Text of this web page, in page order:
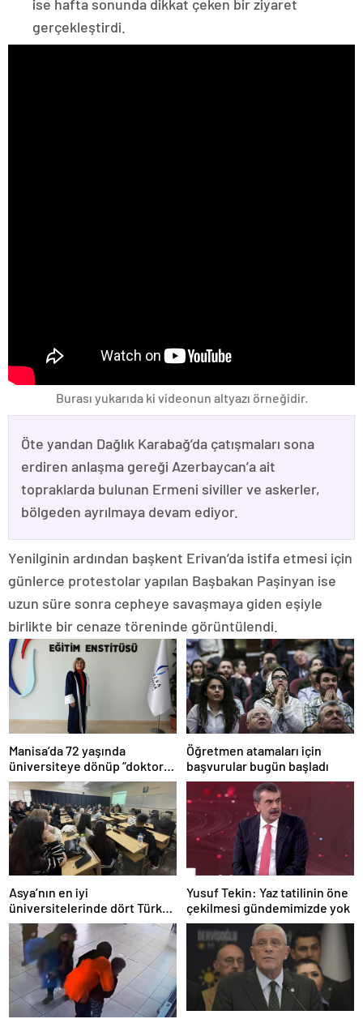
ise hafta sonunda dikkat çeken bir ziyaret
gerçekleştirdi.
Burası yukarıda ki videonun altyazı örneğidir.
Öte yandan Dağlık Karabağ’da çatışmaları sona
erdiren anlaşma gereği Azerbaycan’a ait
topraklarda bulunan Ermeni siviller ve askerler,
bölgeden ayrılmaya devam ediyor.
Yenilginin ardından başkent Erivan’da istifa etmesi için
günlerce protestolar yapılan Başbakan Paşinyan ise
uzun süre sonra cepheye savaşmaya giden eşiyle
birlikte bir cenaze töreninde görüntülendi.
Manisa’da 72 yaşında
üniversiteye dönüp “doktor”
ünvanı aldı
Öğretmen atamaları için
başvurular bugün başladı
Asya’nın en iyi
üniversitelerinde dört Türk
okulu ilk 100’de
Yusuf Tekin: Yaz tatilinin öne
çekilmesi gündemimizde yok